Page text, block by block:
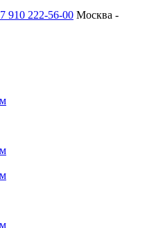
910 222-56-00 Москва -